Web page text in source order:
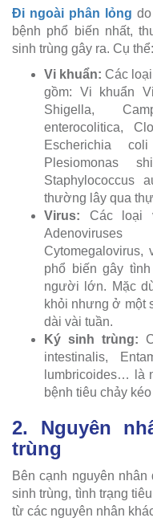
Đi ngoài phân lỏng
bệnh phổ biến nhất,
sinh trùng gây ra. Cụ thể:
Vi khuẩn: Các
gồm: Vi khuẩn
Shigella,
enterocolitica,
Escherichia
Plesiomonas
Staphylococcus
thường lây qua
Virus: Các loại
phổ biến gây
người lớn. Mặc
khỏi nhưng ở một
dài vài tuần.
Ký sinh trùng:
intestinalis,
lumbricoides… là
bệnh tiêu chảy
2. Nguyên
trùng
Bên cạnh nguyên
sinh trùng, tình trạng
từ các nguyên nhân